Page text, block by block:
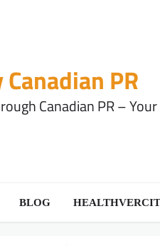
PR
Canadian PR –
BLOG